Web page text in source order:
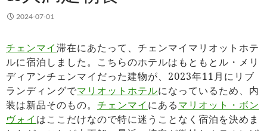
2024-07-01
チェンマイ滞在にあたって、チェンマイマリオットホテ
ルに宿泊しました。こちらのホテルはもともとル・メリ
ディアンチェンマイだった建物が、2023年11月にリブ
ランディングでマリオットホテルになっているため、内
装は新品そのもの。 チェンマイ にあるマリオット・ボン
ヴォイ はここだけなので特に迷うことなく宿泊を決めま